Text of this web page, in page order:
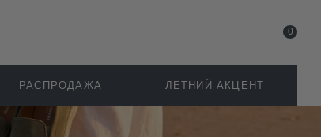
0
РАСПРОДАЖА ЛЕТНИЙ АКЦЕНТ